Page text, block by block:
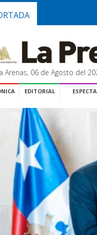
Arenas, 06 de Agosto del
EDITORIAL